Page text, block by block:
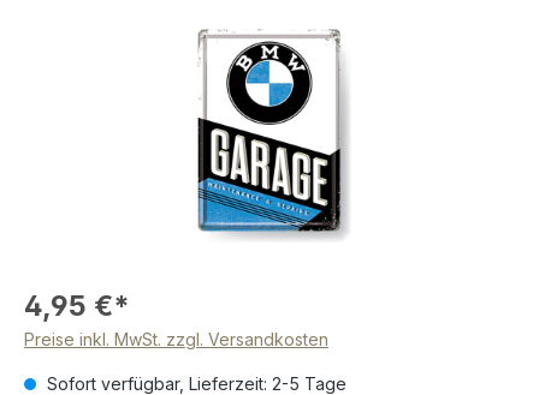
4,95 €*
Preise inkl. MwSt. zzgl. Versandkosten
Sofort verfügbar, Lieferzeit: 2-5 Tage